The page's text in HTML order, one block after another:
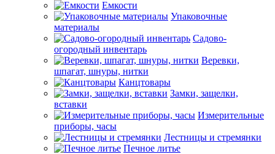
Емкости
Упаковочные
материалы
Садово-
огородный инвентарь
Веревки,
шпагат, шнуры, нитки
Канцтовары
Замки, защелки,
вставки
Измерительные
приборы, часы
Лестницы и стремянки
Печное литье